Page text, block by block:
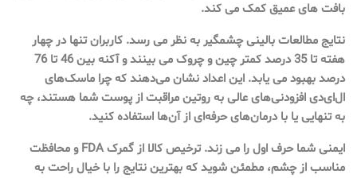
بافت های عمیق کمک می کند.
نتایج مطالعات بالینی چشمگیر به نظر می رسد. کاربران تنها در چهار
هفته تا 35 درصد کمتر چین و چروک می بینند و آکنه بین 46 تا 76
درصد بهبود می یابد. این اعداد نشان می‌دهند که چرا ماسک‌های
ال‌ای‌دی افزودنی‌های عالی به روتین مراقبت از پوست شما هستند، چه
به تنهایی یا با درمان‌های حرفه‌ای از آن‌ها استفاده کنید.
ایمنی شما حرف اول را می زند. ترخیص کالا از گمرک FDA و محافظت
مناسب از چشم، مطمئن شوید که بهترین نتایج را با خیال راحت به